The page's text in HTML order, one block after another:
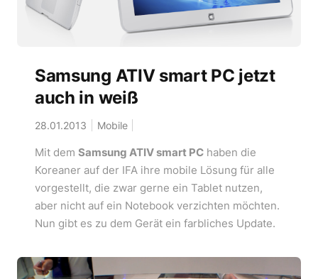
Samsung ATIV smart PC jetzt
auch in weiß
28.01.2013 Mobile
Mit dem Samsung ATIV smart PChaben die
Koreaner auf der IFA ihre mobile Lösung für alle
vorgestellt, die zwar gerne ein Tablet nutzen,
aber nicht auf ein Notebook verzichten möchten.
Nun gibt es zu dem Gerät ein farbliches Update.